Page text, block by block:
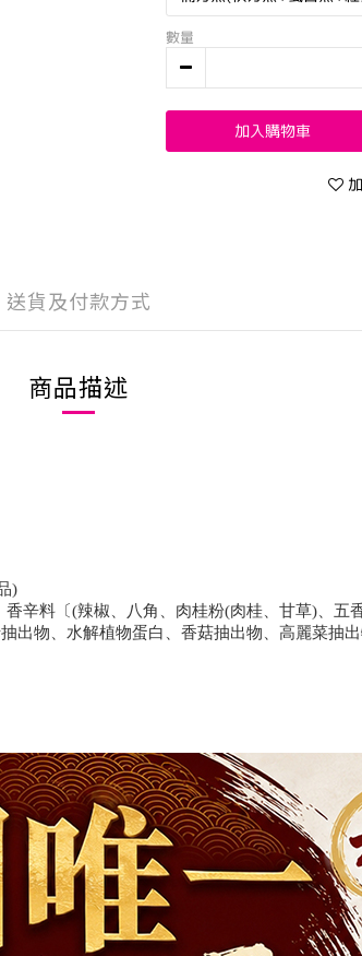
數量
加入購物車
送貨及付款方式
商品描述
)
料〔(辣椒、八角、肉桂粉(肉桂、甘草)、五
物、水解植物蛋白、香菇抽出物、高麗菜抽